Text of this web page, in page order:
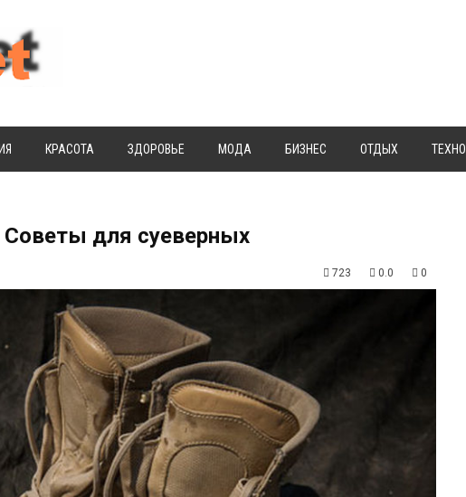
КРАСОТА ЗДОРОВЬЕ МОДА БИЗНЕС ОТДЫХ ТЕХНО
для суеверных
723 0.0 0